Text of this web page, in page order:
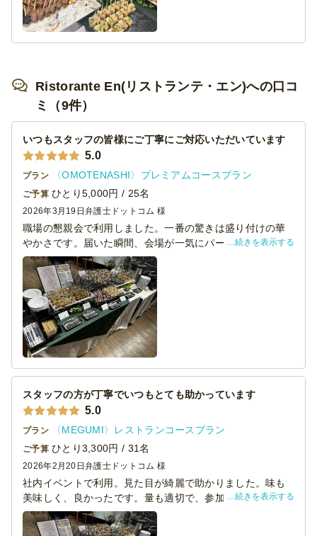
豊富で皆に好評でした。お料理はどれも本当に美味しく、
見た目も華やかで、通常の懇親会とは一味違う特別感を演
準備の手間なく、美味しい料理と飲み物で特別な懇親会を
企画したい企業様には、ぜひおすすめしたいです。また機
Ristorante En(リストランテ・エン)への口コ
ミ（9件）
いつもスタッフの皆様にご丁寧にご対応いただいています
5.0
プラン 〈OMOTENASHI〉プレミアムコースプラン
ご予算 ひとり5,000円 / 25名
2026年3月19日 弁護士ドットコム 様
職場の懇親会で利用しました。一番の驚きは盛り付けの華
やかさです。届いた瞬間、会場が一気にパーティー会場の
ような明るい雰囲気になりました。
お料理も冷めていても美味しく、特にピンチョスやロース
トビーフが好評でした。準備から片付けまでスタッフの方
が手際よく対応してくださり、主催者側としても負担がな
く大変助かりました。ゲストの満足度も非常に高く、また
次回のイベントでもぜひお願いしたいです。
続きを表示する
スタッフの方が丁寧でいつもとても助かっています
5.0
プラン 〈MEGUMI〉レストランコースプラン
ご予算 ひとり3,300円 / 31名
2026年2月20日 弁護士ドットコム 様
社内イベントで利用。見た目が綺麗で助かりました。味も
美味しく、良かったです。量も適切で、参加者からも好評
でした。スタッフのかたもご丁寧にでサポート助かりまし
た。また機会があれば頼もうと思います。
続きを表示する